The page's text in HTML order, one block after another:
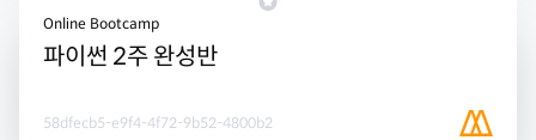
Online Bootcamp
파이썬 2주 완성반
58dfecb5-e9f4-4f72-9b52-4800b2